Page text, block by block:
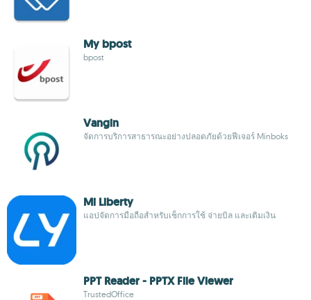
My bpost
bpost
Vangin
จัดการบริการสาธารณะอย่างปลอดภัยด้วยฟีเจอร์ Mínboks
Mi Liberty
แอปจัดการมือถือสำหรับเช็กการใช้ จ่ายบิล และเติมเงิน
PPT Reader - PPTX File Viewer
TrustedOffice